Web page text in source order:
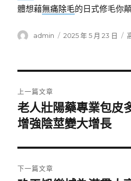
體想藉無痛除毛的日式修毛你
作
admin
發
2025 年 5 月 23 日
章
導
覽
上一篇文章
上
一
文
章:
老人壯陽藥專業包皮
增強陰莖變大增長
下一篇文章